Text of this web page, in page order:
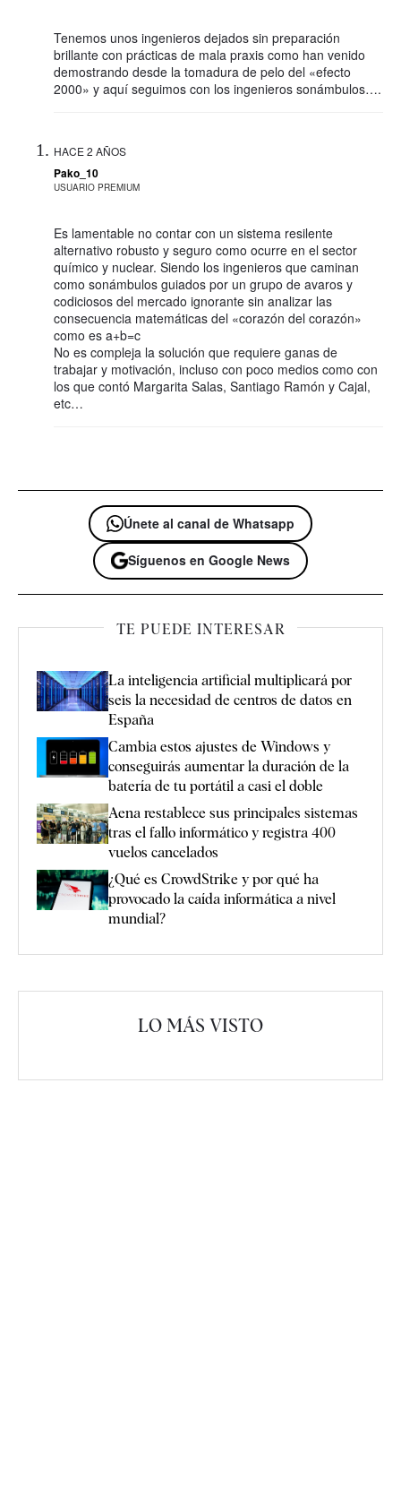
Tenemos unos ingenieros dejados sin preparación
brillante con prácticas de mala praxis como han venido
demostrando desde la tomadura de pelo del «efecto
2000» y aquí seguimos con los ingenieros sonámbulos….
HACE 2 AÑOS
Pako_10
USUARIO PREMIUM
Es lamentable no contar con un sistema resilente
alternativo robusto y seguro como ocurre en el sector
químico y nuclear. Siendo los ingenieros que caminan
como sonámbulos guiados por un grupo de avaros y
codiciosos del mercado ignorante sin analizar las
consecuencia matemáticas del «corazón del corazón»
como es a+b=c
No es compleja la solución que requiere ganas de
trabajar y motivación, incluso con poco medios como con
los que contó Margarita Salas, Santiago Ramón y Cajal,
etc…
Únete al canal de Whatsapp
Síguenos en Google News
TE PUEDE INTERESAR
La inteligencia artificial multiplicará por
seis la necesidad de centros de datos en
España
Cambia estos ajustes de Windows y
conseguirás aumentar la duración de la
batería de tu portátil a casi el doble
Aena restablece sus principales sistemas
tras el fallo informático y registra 400
vuelos cancelados
¿Qué es CrowdStrike y por qué ha
provocado la caída informática a nivel
mundial?
LO MÁS VISTO